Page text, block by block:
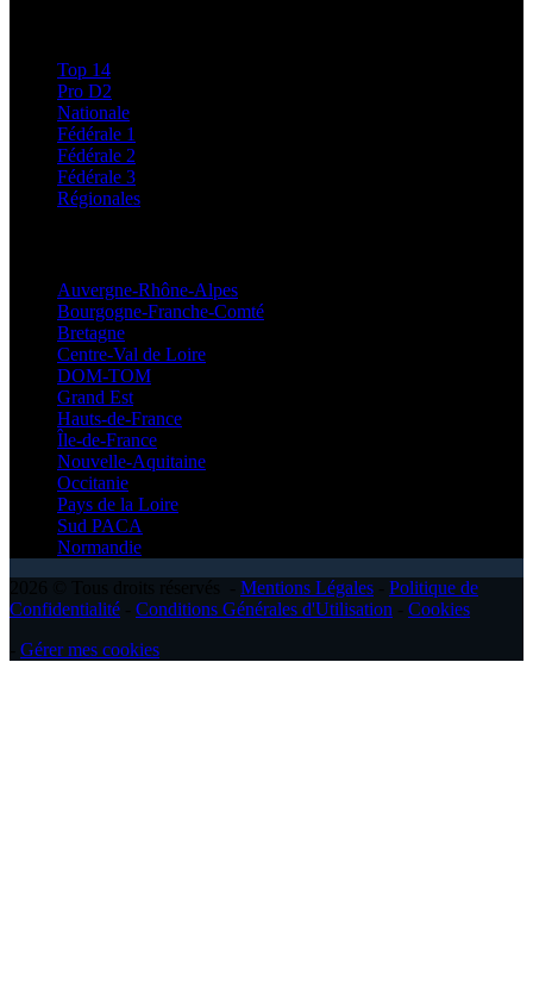
Top 14
Pro D2
Nationale
Fédérale 1
Fédérale 2
Fédérale 3
Régionales
Auvergne-Rhône-Alpes
Bourgogne-Franche-Comté
Bretagne
Centre-Val de Loire
DOM-TOM
Grand Est
Hauts-de-France
Île-de-France
Nouvelle-Aquitaine
Occitanie
Pays de la Loire
Sud PACA
Normandie
Mentions Légales
Politique de
Confidentialité
Conditions Générales d'Utilisation
Cookies
Gérer mes cookies